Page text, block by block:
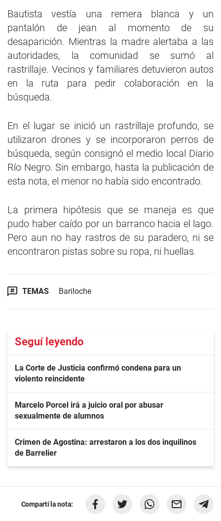
Bautista vestía una remera blanca y un
pantalón de jean al momento de su
desaparición. Mientras la madre alertaba a las
autoridades, la comunidad se sumó al
rastrillaje. Vecinos y familiares detuvieron autos
en la ruta para pedir colaboración en la
búsqueda.
En el lugar se inició un rastrillaje profundo, se
utilizaron drones y se incorporaron perros de
búsqueda, según consignó el medio local Diario
Río Negro. Sin embargo, hasta la publicación de
esta nota, el menor no había sido encontrado.
La primera hipótesis que se maneja es que
pudo haber caído por un barranco hacia el lago.
Pero aun no hay rastros de su paradero, ni se
encontraron pistas sobre su ropa, ni huellas.
TEMAS Bariloche
Seguí leyendo
La Corte de Justicia confirmó condena para un
violento reincidente
Marcelo Porcel irá a juicio oral por abusar
sexualmente de alumnos
Crimen de Agostina: arrestaron a los dos inquilinos
de Barrelier
Compartí la nota: